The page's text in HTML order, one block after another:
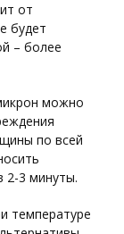
от
будет
– более
можно
по всей
2-3 минуты.
температуре